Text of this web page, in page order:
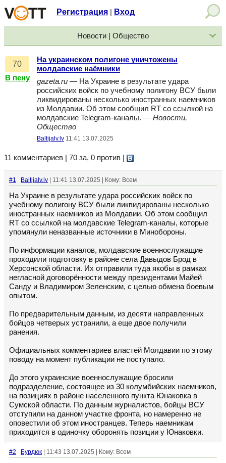
Регистрация Вход
Новости | Общество
70
В пену
На украинском полигоне уничтожены
молдавские наёмники
gazeta.ru — На Украине в результате удара
российских войск по учебному полигону ВСУ были
ликвидированы несколько иностранных наемников
из Молдавии. Об этом сообщил RT со ссылкой на
молдавские Telegram-каналы. — Новости,
Общество
Baltijalv.lv 11:41 13.07.2025
11 комментариев | 70 за, 0 против
#1 Baltijalv.lv | 11:41 13.07.2025 | Кому: Всем
На Украине в результате удара российских войск по
учебному полигону ВСУ были ликвидированы несколько
иностранных наемников из Молдавии. Об этом сообщил
RT со ссылкой на молдавские Telegram-каналы, которые
упомянули неназванные источники в Минобороны.
По информации каналов, молдавские военнослужащие
проходили подготовку в районе села Давыдов Брод в
Херсонской области. Их отправили туда якобы в рамках
негласной договорённости между президентами Майей
Санду и Владимиром Зеленским, с целью обмена боевым
опытом.
По предварительным данным, из десяти направленных
бойцов четверых устранили, а еще двое получили
ранения.
Официальных комментариев властей Молдавии по этому
поводу на момент публикации не поступало.
До этого украинские военнослужащие бросили
подразделение, состоящее из 30 колумбийских наемников,
на позициях в районе населенного пункта Юнаковка в
Сумской области. По данным журналистов, бойцы ВСУ
отступили на данном участке фронта, но намеренно не
оповестили об этом иностранцев. Теперь наемникам
приходится в одиночку оборонять позиции у Юнаковки.
#2 Бурдюк | 11:43 13.07.2025 | Кому: Всем